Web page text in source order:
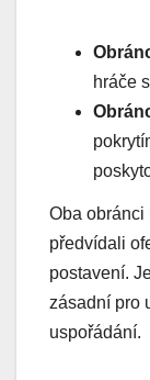
hráče
Oba obránci
předvídali
postavení.
zásadní pro
uspořádání.